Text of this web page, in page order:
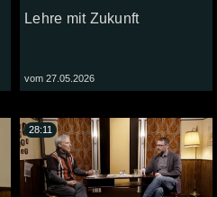
Lehre mit Zukunft
vom 27.05.2026
28:11